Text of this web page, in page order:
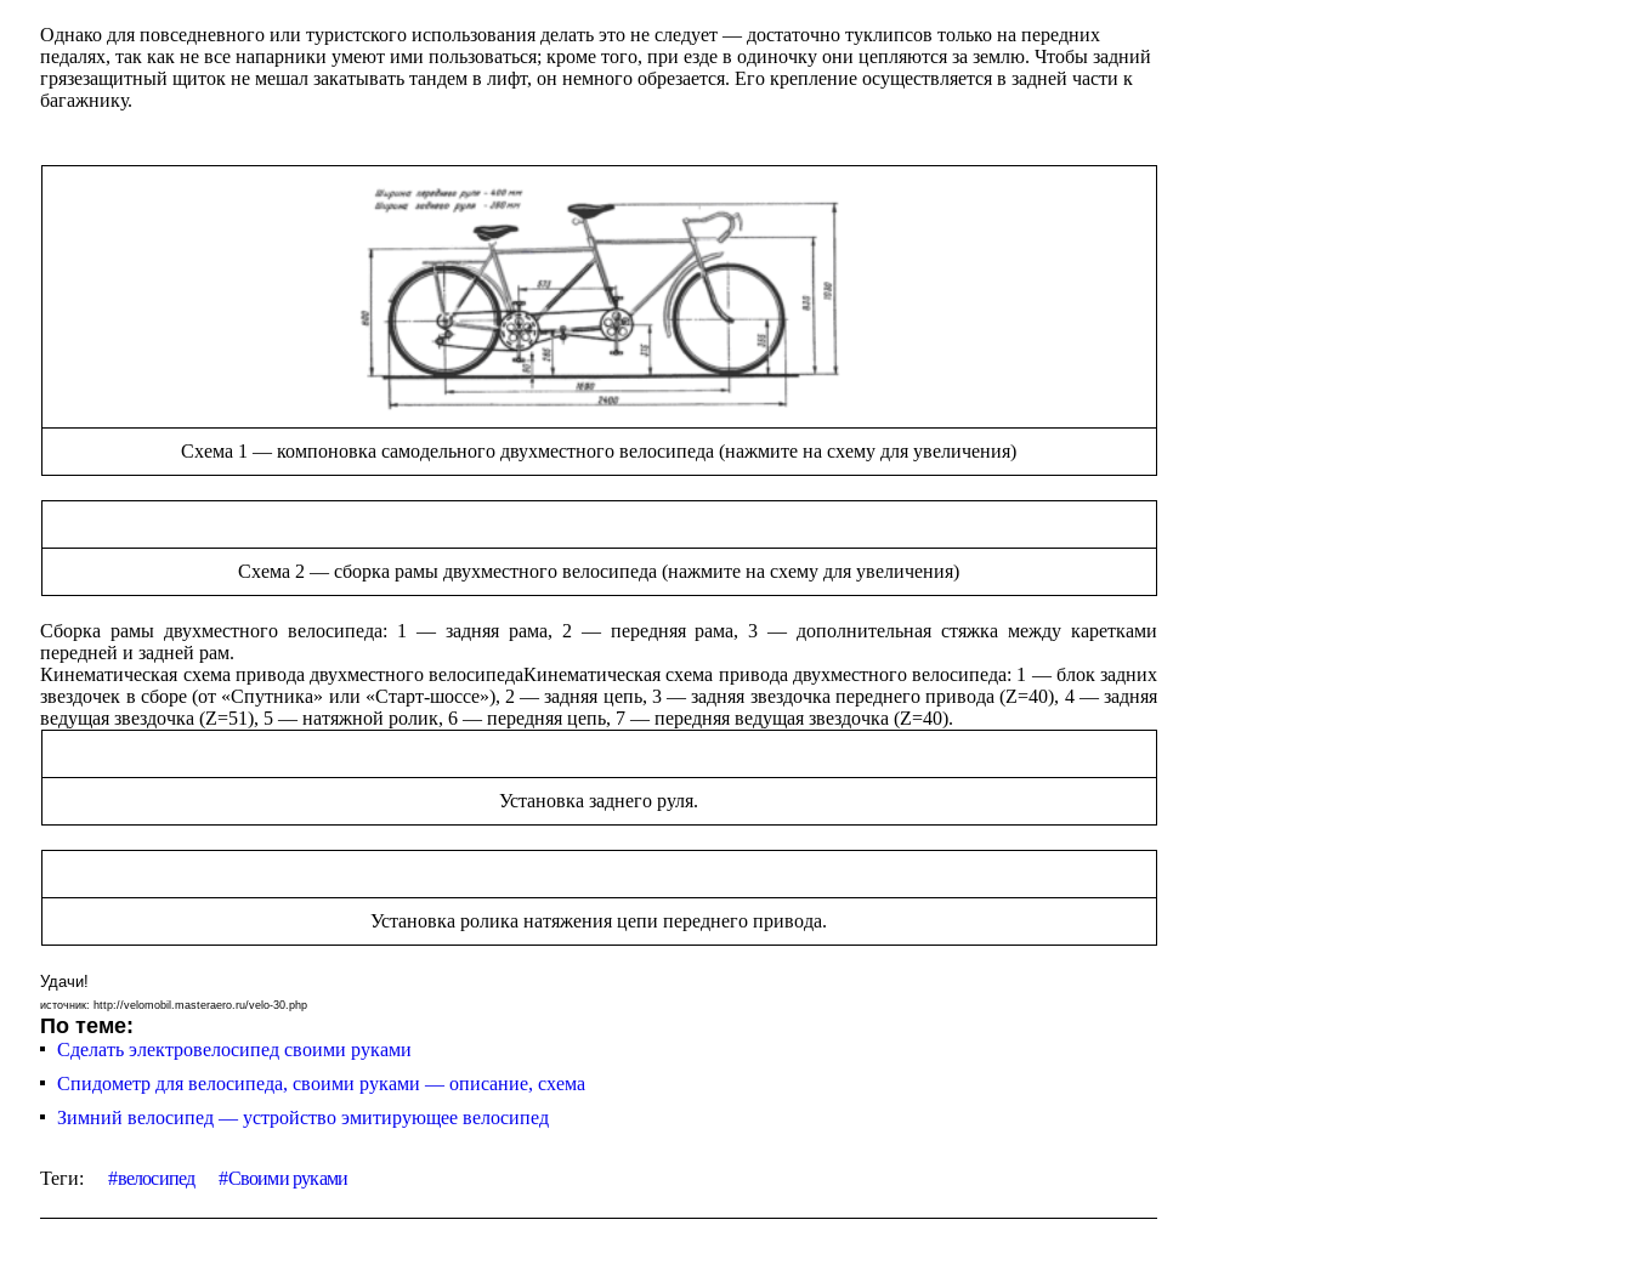
Однако для повседневного или туристского использования делать это не следует — достаточно туклипсов только на передних
педалях, так как не все напарники умеют ими пользоваться; кроме того, при езде в одиночку они цепляются за землю. Чтобы задний
грязезащитный щиток не мешал закатывать тандем в лифт, он немного обрезается. Его крепление осуществляется в задней части к
багажнику.
Схема 1 — компоновка самодельного двухместного велосипеда (нажмите на схему для увеличения)
Схема 2 — сборка рамы двухместного велосипеда (нажмите на схему для увеличения)
Сборка рамы двухместного велосипеда: 1 — задняя рама, 2 — передняя рама, 3 — дополнительная стяжка между каретками
передней и задней рам.
Кинематическая схема привода двухместного велосипедаКинематическая схема привода двухместного велосипеда: 1 — блок задних
звездочек в сборе (от «Спутника» или «Старт-шоссе»), 2 — задняя цепь, 3 — задняя звездочка переднего привода (Z=40), 4 — задняя
ведущая звездочка (Z=51), 5 — натяжной ролик, 6 — передняя цепь, 7 — передняя ведущая звездочка (Z=40).
Установка заднего руля.
Установка ролика натяжения цепи переднего привода.
Удачи!
источник: http://velomobil.masteraero.ru/velo-30.php
По теме:
Сделать электровелосипед своими руками
Спидометр для велосипеда, своими руками — описание, схема
Зимний велосипед — устройство эмитирующее велосипед
Теги: велосипед Своими руками